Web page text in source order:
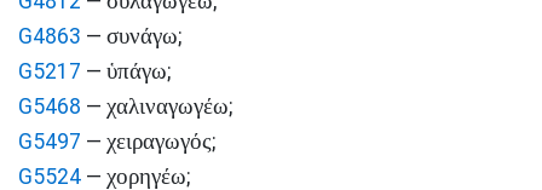
G4863 — συνάγω;
G5217 — ὑπάγω;
G5468 — χαλιναγωγέω;
G5497 — χειραγωγός;
G5524 — χορηγέω;